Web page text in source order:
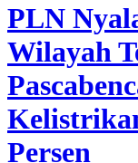
PLN
Wilayah
Persen